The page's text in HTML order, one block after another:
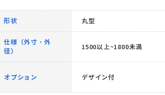
形状 丸型
仕様（外寸・外
径）
1500以上~1800未満
オプション デザイン付